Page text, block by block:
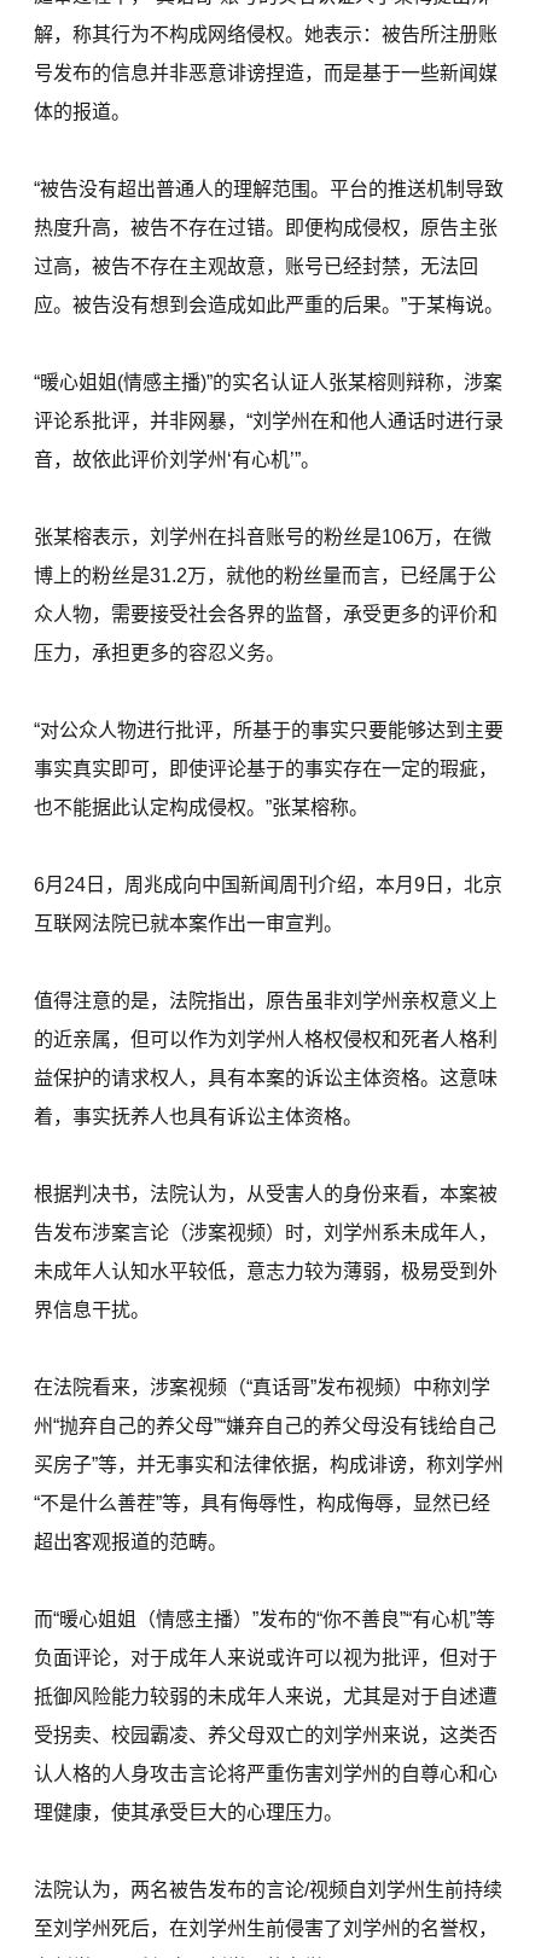
解，称其行为不构成网络侵权。她表示：被告所注册账
号发布的信息并非恶意诽谤捏造，而是基于一些新闻媒
体的报道。
“被告没有超出普通人的理解范围。平台的推送机制导致
热度升高，被告不存在过错。即便构成侵权，原告主张
过高，被告不存在主观故意，账号已经封禁，无法回
应。被告没有想到会造成如此严重的后果。”于某梅说。
“暖心姐姐(情感主播)”的实名认证人张某榕则辩称，涉案
评论系批评，并非网暴，“刘学州在和他人通话时进行录
音，故依此评价刘学州‘有心机’”。
张某榕表示，刘学州在抖音账号的粉丝是106万，在微
博上的粉丝是31.2万，就他的粉丝量而言，已经属于公
众人物，需要接受社会各界的监督，承受更多的评价和
压力，承担更多的容忍义务。
“对公众人物进行批评，所基于的事实只要能够达到主要
事实真实即可，即使评论基于的事实存在一定的瑕疵，
也不能据此认定构成侵权。”张某榕称。
6月24日，周兆成向中国新闻周刊介绍，本月9日，北京
互联网法院已就本案作出一审宣判。
值得注意的是，法院指出，原告虽非刘学州亲权意义上
的近亲属，但可以作为刘学州人格权侵权和死者人格利
益保护的请求权人，具有本案的诉讼主体资格。这意味
着，事实抚养人也具有诉讼主体资格。
根据判决书，法院认为，从受害人的身份来看，本案被
告发布涉案言论（涉案视频）时，刘学州系未成年人，
未成年人认知水平较低，意志力较为薄弱，极易受到外
界信息干扰。
在法院看来，涉案视频（“真话哥”发布视频）中称刘学
州“抛弃自己的养父母”“嫌弃自己的养父母没有钱给自己
买房子”等，并无事实和法律依据，构成诽谤，称刘学州
“不是什么善茬”等，具有侮辱性，构成侮辱，显然已经
超出客观报道的范畴。
而“暖心姐姐（情感主播）”发布的“你不善良”“有心机”等
负面评论，对于成年人来说或许可以视为批评，但对于
抵御风险能力较弱的未成年人来说，尤其是对于自述遭
受拐卖、校园霸凌、养父母双亡的刘学州来说，这类否
认人格的人身攻击言论将严重伤害刘学州的自尊心和心
理健康，使其承受巨大的心理压力。
法院认为，两名被告发布的言论/视频自刘学州生前持续
至刘学州死后，在刘学州生前侵害了刘学州的名誉权，